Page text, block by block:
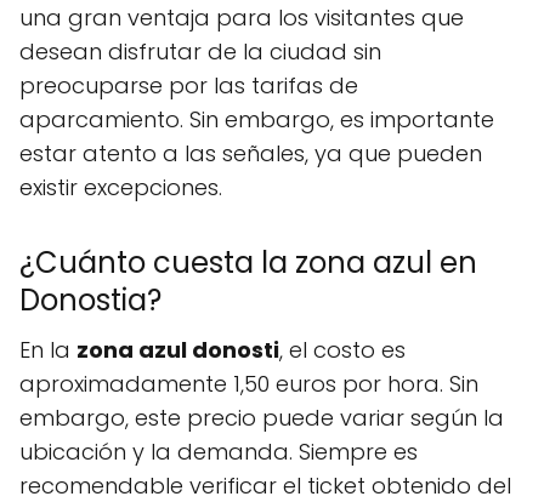
una gran ventaja para los visitantes que
desean disfrutar de la ciudad sin
preocuparse por las tarifas de
aparcamiento. Sin embargo, es importante
estar atento a las señales, ya que pueden
existir excepciones.
¿Cuánto cuesta la zona azul en
Donostia?
En la zona azul donosti, el costo es
aproximadamente 1,50 euros por hora. Sin
embargo, este precio puede variar según la
ubicación y la demanda. Siempre es
recomendable verificar el ticket obtenido del